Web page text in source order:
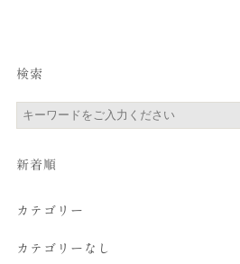
検索
新着順
カテゴリー
カテゴリーなし